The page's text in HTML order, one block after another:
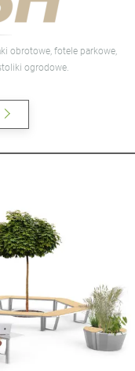
obrotowe, fotele parkowe,
ogrodowe.